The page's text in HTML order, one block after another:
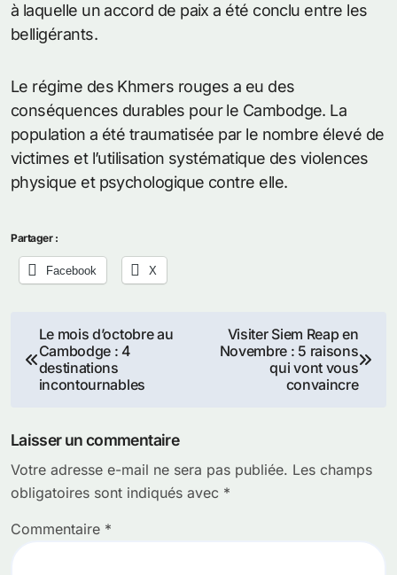
à laquelle un accord de paix a été conclu entre les
belligérants.
Le régime des Khmers rouges a eu des
conséquences durables pour le Cambodge. La
population a été traumatisée par le nombre élevé de
victimes et l’utilisation systématique des violences
physique et psychologique contre elle.
Partager :
Facebook X
Navigation
de
Le mois d’octobre au
Cambodge : 4
destinations
incontournables
Visiter Siem Reap en
Novembre : 5 raisons
qui vont vous
convaincre
Laisser un commentaire
Votre adresse e-mail ne sera pas publiée. Les champs
obligatoires sont indiqués avec *
Commentaire *